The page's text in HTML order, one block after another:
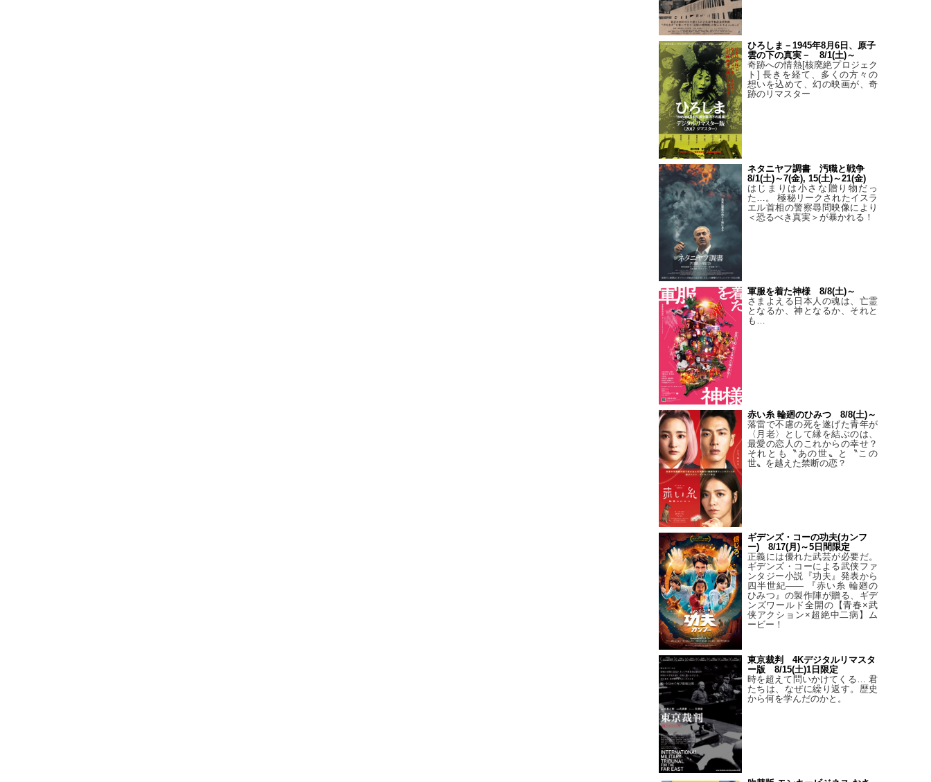
ひろしま－1945年8月6日、原子
雲の下の真実－ 8/1(土)～
奇跡への情熱[核廃絶プロジェク
ト] 長きを経て、多くの方々の
想いを込めて、幻の映画が、奇
跡のリマスター
ネタニヤフ調書 汚職と戦争
8/1(土)～7(金), 15(土)～21(金)
はじまりは小さな贈り物だっ
た…。 極秘リークされたイスラ
エル首相の警察尋問映像により
＜恐るべき真実＞が暴かれる！
軍服を着た神様 8/8(土)～
さまよえる日本人の魂は、亡霊
となるか、神となるか、それと
も…
赤い糸 輪廻のひみつ 8/8(土)～
落雷で不慮の死を遂げた青年が
〈月老〉として縁を結ぶのは、
最愛の恋人のこれからの幸せ？
それとも〝あの世〟と〝この
世〟を越えた禁断の恋？
ギデンズ・コーの功夫(カンフ
ー) 8/17(月)～5日間限定
正義には優れた武芸が必要だ。
ギデンズ・コーによる武侠ファ
ンタジー小説『功夫』発表から
四半世紀―― 『赤い糸 輪廻の
ひみつ』の製作陣が贈る、ギデ
ンズワールド全開の【青春×武
侠アクション×超絶中二病】ム
ービー！
東京裁判 4Kデジタルリマスタ
ー版 8/15(土)1日限定
時を超えて問いかけてくる… 君
たちは、なぜに繰り返す。歴史
から何を学んだのかと。